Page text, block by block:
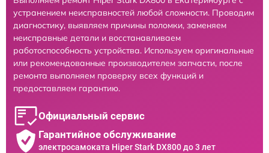
устранением неисправностей любой сложности. Проводим
диагностику, выявляем причины поломки, заменяем
неисправные детали и восстанавливаем
работоспособность устройства. Используем оригинальные
или рекомендованные производителем запчасти, после
ремонта выполняем проверку всех функций и
предоставляем гарантию.
Официальный сервис
Гарантийное обслуживание
электросамоката Hiper Stark DX800 до 3 лет